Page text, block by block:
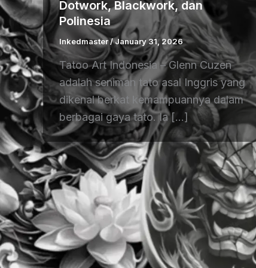
Dotwork, Blackwork, dan
Polinesia
Inkedmaster/January 31, 2026
Tatoo Art Indonesia – Glenn Cuzen
adalah seniman tato asal Inggris yang
dikenal berkat kemampuannya dalam
berbagai gaya tato. Ia […]